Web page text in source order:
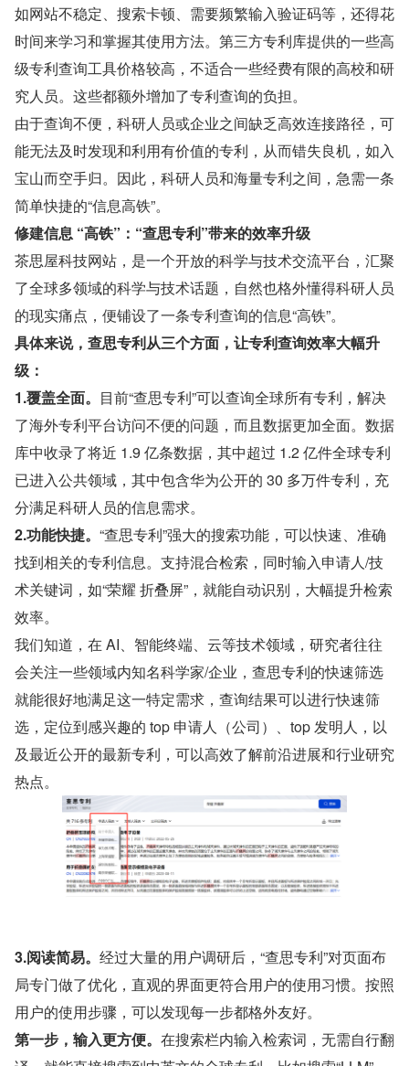
如网站不稳定、搜索卡顿、需要频繁输入验证码等，还得花
时间来学习和掌握其使用方法。第三方专利库提供的一些高
级专利查询工具价格较高，不适合一些经费有限的高校和研
究人员。这些都额外增加了专利查询的负担。
由于查询不便，科研人员或企业之间缺乏高效连接路径，可
能无法及时发现和利用有价值的专利，从而错失良机，如入
宝山而空手归。因此，科研人员和海量专利之间，急需一条
简单快捷的“信息高铁”。
修建信息 “高铁”：“查思专利”带来的效率升级
茶思屋科技网站，是一个开放的科学与技术交流平台，汇聚
了全球多领域的科学与技术话题，自然也格外懂得科研人员
的现实痛点，便铺设了一条专利查询的信息“高铁”。
具体来说，查思专利从三个方面，让专利查询效率大幅升
级：
1.覆盖全面。 目前“查思专利”可以查询全球所有专利，解决
了海外专利平台访问不便的问题，而且数据更加全面。数据
库中收录了将近 1.9 亿条数据，其中超过 1.2 亿件全球专利
已进入公共领域，其中包含华为公开的 30 多万件专利，充
分满足科研人员的信息需求。
2.功能快捷。 “查思专利”强大的搜索功能，可以快速、准确
找到相关的专利信息。支持混合检索，同时输入申请人/技
术关键词，如“荣耀 折叠屏”，就能自动识别，大幅提升检索
效率。
我们知道，在 AI、智能终端、云等技术领域，研究者往往
会关注一些领域内知名科学家/企业，查思专利的快速筛选
就能很好地满足这一特定需求，查询结果可以进行快速筛
选，定位到感兴趣的 top 申请人（公司）、top 发明人，以
及最近公开的最新专利，可以高效了解前沿进展和行业研究
热点。
3.阅读简易。 经过大量的用户调研后，“查思专利”对页面布
局专门做了优化，直观的界面更符合用户的使用习惯。按照
用户的使用步骤，可以发现每一步都格外友好。
第一步，输入更方便。 在搜索栏内输入检索词，无需自行翻